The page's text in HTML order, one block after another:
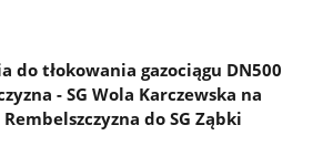
do tłokowania gazociągu DN500
- SG Wola Karczewska na
do SG Ząbki